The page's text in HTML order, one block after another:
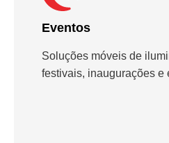
Eventos
Soluções móveis de
festivais, inaugurações e